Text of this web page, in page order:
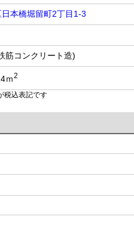
本橋堀留町2丁目1-3
筋コンクリート造)
ｍ2
税込表記です